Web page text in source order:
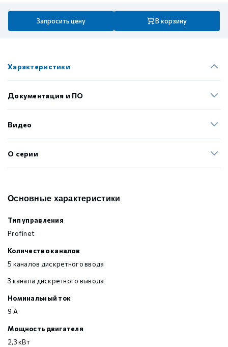
Запросить цену В корзину
Характеристики
Документация и ПО
Видео
О серии
Основные характеристики
Тип управления
Profinet
Количество каналов
5 каналов дискретного ввода
3 канала дискретного вывода
Номинальный ток
9 А
Мощность двигателя
2,3 кВт